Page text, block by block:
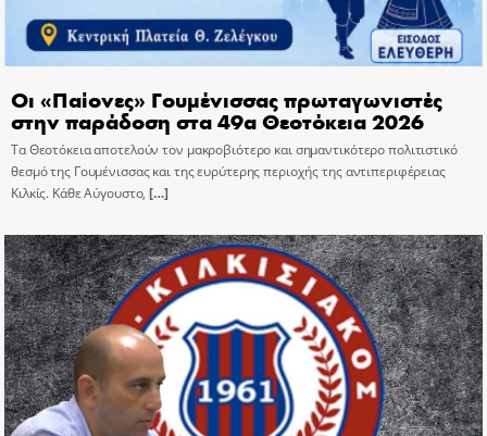
Οι «Παίονες» Γουμένισσας πρωταγωνιστές
στην παράδοση στα 49α Θεοτόκεια 2026
Τα Θεοτόκεια αποτελούν τον μακροβιότερο και σημαντικότερο πολιτιστικό
θεσμό της Γουμένισσας και της ευρύτερης περιοχής της αντιπεριφέρειας
Κιλκίς. Κάθε Αύγουστο, […]